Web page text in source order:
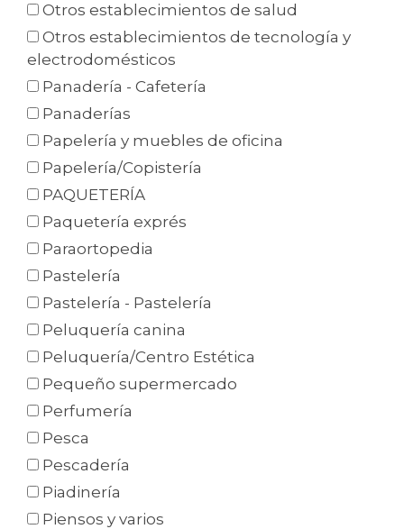
Otros establecimientos de salud
Otros establecimientos de tecnología y
electrodomésticos
Panadería - Cafetería
Panaderías
Papelería y muebles de oficina
Papelería/Copistería
PAQUETERÍA
Paquetería exprés
Paraortopedia
Pastelería
Pastelería - Pastelería
Peluquería canina
Peluquería/Centro Estética
Pequeño supermercado
Perfumería
Pesca
Pescadería
Piadinería
Piensos y varios